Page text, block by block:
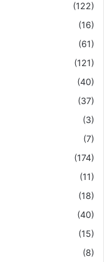
(122)
(16)
(61)
(121)
(40)
(37)
(3)
(7)
(174)
(11)
(18)
(40)
(15)
(8)